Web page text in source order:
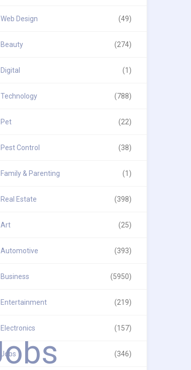
Web Design (49)
Beauty (274)
Digital (1)
Technology (788)
Pet (22)
Pest Control (38)
Family & Parenting (1)
Real Estate (398)
Art (25)
Automotive (393)
Business (5950)
Entertainment (219)
Electronics (157)
Jobs (346)